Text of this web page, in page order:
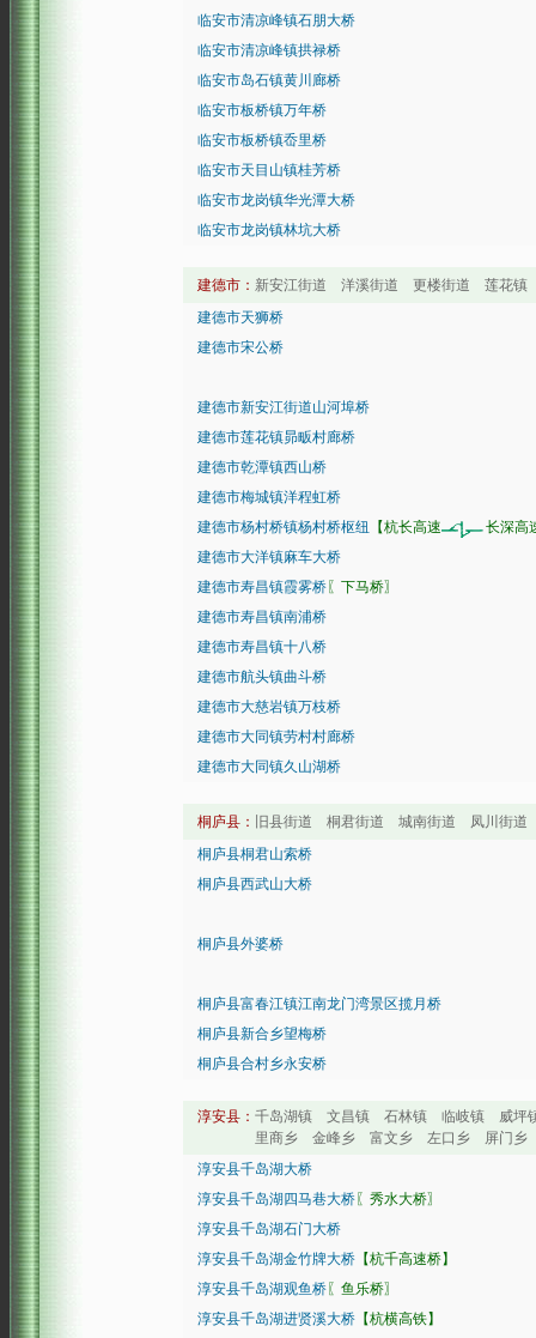
临安市清凉峰镇石朋大桥
临安市清凉峰镇拱禄桥
临安市岛石镇黄川廊桥
临安市板桥镇万年桥
临安市板桥镇岙里桥
临安市天目山镇桂芳桥
临安市龙岗镇华光潭大桥
临安市龙岗镇林坑大桥
建德市： 新安江街道 洋溪街道 更楼街道 莲花
建德市天狮桥
建德市宋公桥
建德市新安江街道山河埠桥
建德市莲花镇昴畈村廊桥
建德市乾潭镇西山桥
建德市梅城镇洋程虹桥
建德市杨村桥镇杨村桥枢纽
【杭长高速
长深高
建德市大洋镇麻车大桥
建德市寿昌镇霞雾桥 〖下马桥〗
建德市寿昌镇南浦桥
建德市寿昌镇十八桥
建德市航头镇曲斗桥
建德市大慈岩镇万枝桥
建德市大同镇劳村村廊桥
建德市大同镇久山湖桥
桐庐县：
旧县街道 桐君街道 城南街道 凤川
桐庐县桐君山索桥
桐庐县西武山大桥
桐庐县外婆桥
桐庐县富春江镇江南龙门湾景区揽月桥
桐庐县新合乡望梅桥
桐庐县合村乡永安桥
淳安县： 千岛湖镇 文昌镇 石林镇 临岐镇 威
里商乡 金峰乡 富文乡 左口乡 屏门乡 瑶
淳安县千岛湖大桥
淳安县千岛湖四马巷大桥 〖秀水大桥〗
淳安县千岛湖石门大桥
淳安县千岛湖金竹牌大桥 【杭千高速桥】
淳安县千岛湖观鱼桥 〖鱼乐桥〗
淳安县千岛湖进贤溪大桥 【杭横高铁】